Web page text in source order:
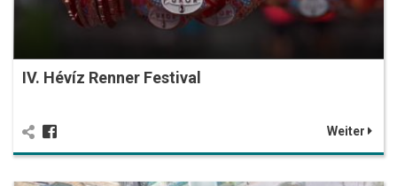
IV. Hévíz Renner Festival
Weiter